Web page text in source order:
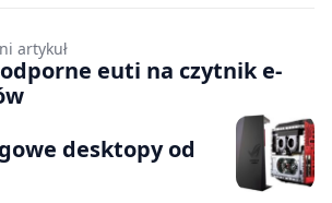
artykuł
euti na czytnik e-
desktopy od